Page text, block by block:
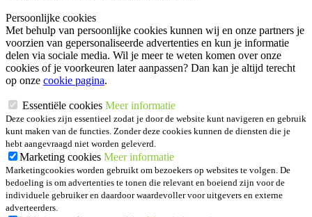
Persoonlijke cookies
Met behulp van persoonlijke cookies kunnen wij en onze partners je
voorzien van gepersonaliseerde advertenties en kun je informatie
delen via sociale media. Wil je meer te weten komen over onze
cookies of je voorkeuren later aanpassen? Dan kan je altijd terecht
op onze cookie pagina.
Essentiële cookies Meer informatie
Deze cookies zijn essentieel zodat je door de website kunt navigeren en gebruik
kunt maken van de functies. Zonder deze cookies kunnen de diensten die je
hebt aangevraagd niet worden geleverd.
Marketing cookies Meer informatie
Marketingcookies worden gebruikt om bezoekers op websites te volgen. De
bedoeling is om advertenties te tonen die relevant en boeiend zijn voor de
individuele gebruiker en daardoor waardevoller voor uitgevers en externe
adverteerders.